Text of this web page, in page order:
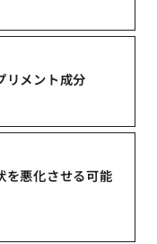
リメント成分
を悪化させる可能